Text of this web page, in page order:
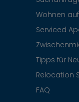
Wohnen
Serviced
Tipps für
Relocation
FAQ